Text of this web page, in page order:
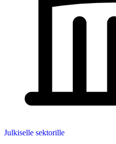
Julkiselle sektorille